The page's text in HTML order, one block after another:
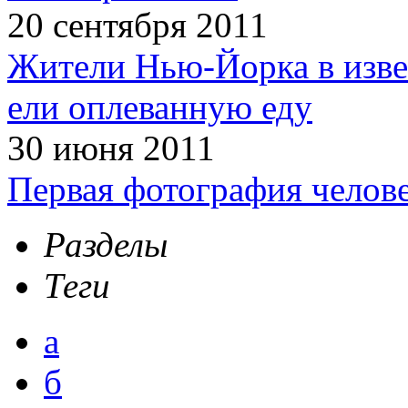
20 сентября 2011
Жители Нью-Йорка в
ели оплеванную еду
30 июня 2011
Первая фотография
Разделы
Теги
а
б